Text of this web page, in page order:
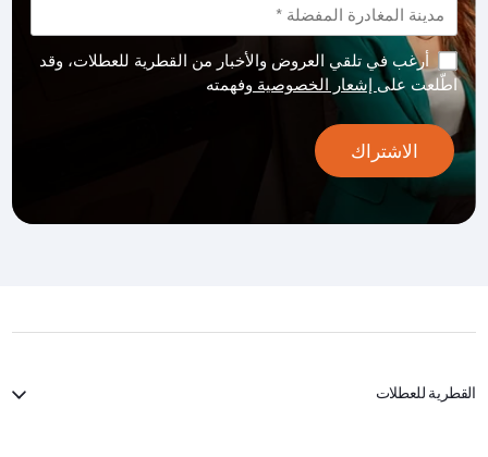
أرغب في تلقي العروض والأخبار من القطرية للعطلات، وقد
اطّلعت على إشعار الخصوصية وفهمته
الاشتراك
القطرية للعطلات